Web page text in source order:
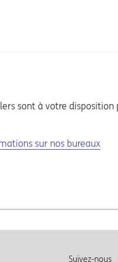
sont à votre disposition
sur nos bureaux
Suivez-nous